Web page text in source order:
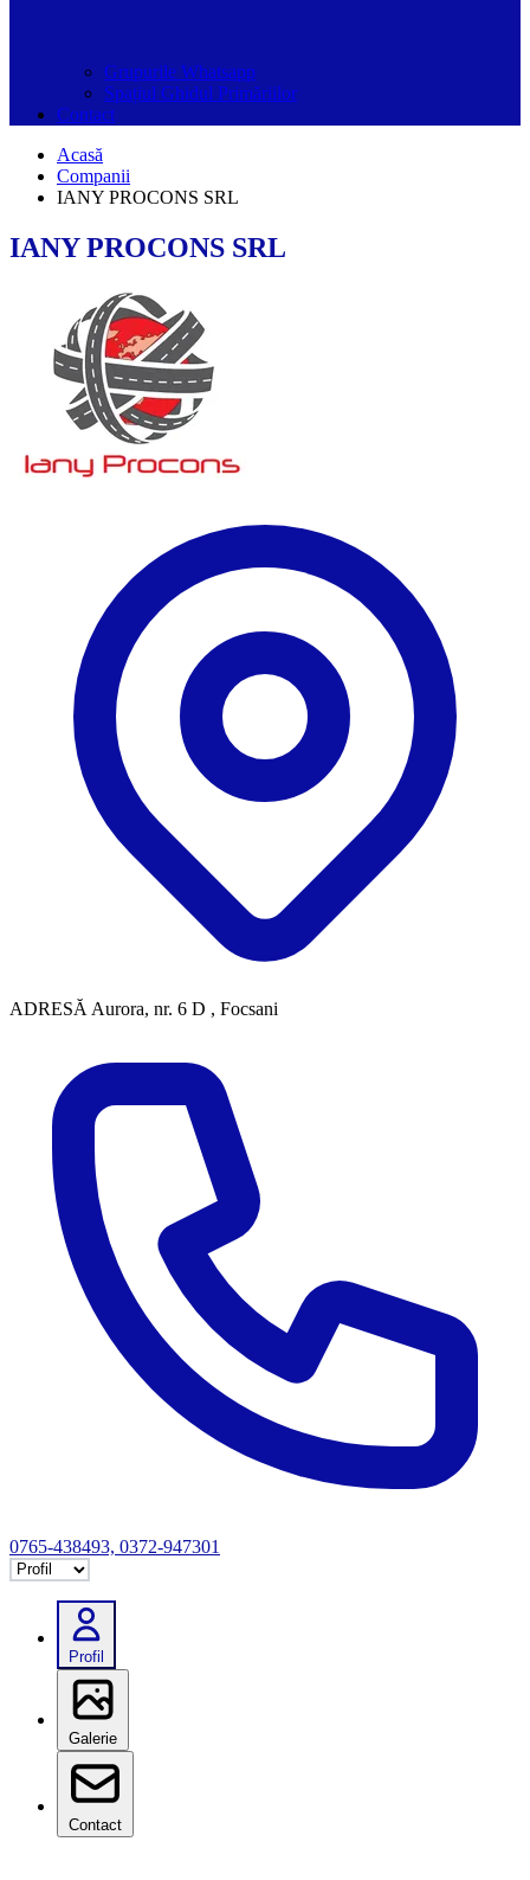
Grupurile Whatsapp
Spațiul Ghidul Primăriilor
Contact
Acasă
Companii
IANY PROCONS SRL
IANY PROCONS SRL
ADRESĂ Aurora, nr. 6 D , Focsani
0765-438493, 0372-947301
Selectează tab
Profil
Galerie
Contact